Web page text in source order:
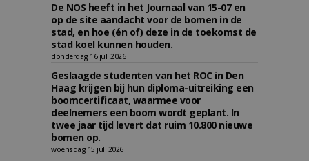
De NOS heeft in het Journaal van 15-07 en
op de site aandacht voor de bomen in de
stad, en hoe (én of) deze in de toekomst de
stad koel kunnen houden.
donderdag 16 juli 2026
Geslaagde studenten van het ROC in Den
Haag krijgen bij hun diploma-uitreiking een
boomcertificaat, waarmee voor
deelnemers een boom wordt geplant. In
twee jaar tijd levert dat ruim 10.800 nieuwe
bomen op.
woensdag 15 juli 2026